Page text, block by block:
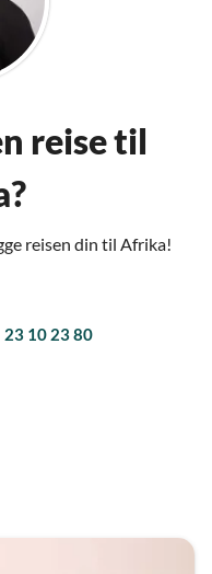
reise til
reisen din til Afrika!
23 10 23 80